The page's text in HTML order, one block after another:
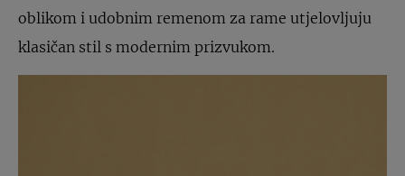
oblikom i udobnim remenom za rame utjelovljuju
klasičan stil s modernim prizvukom.